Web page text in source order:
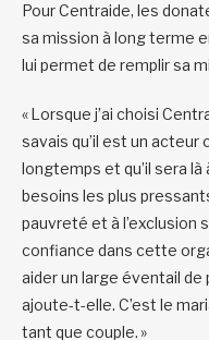
Pour Centraide, les
sa mission à long terme
lui permet de remplir sa
« Lorsque j’ai choisi
savais qu’il est un
longtemps et qu’il sera
besoins les plus
pauvreté et à l’exclusion
confiance dans cette
aider un large éventail
ajoute-t-elle. C’est le
tant que couple. »